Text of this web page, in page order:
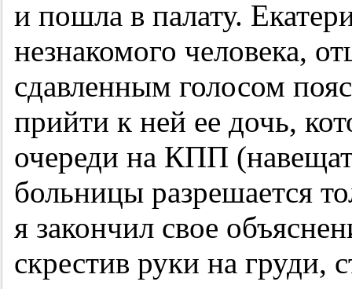
и пошла в палату.
незнакомого человека,
сдавленным голосом
прийти к ней ее дочь,
очереди на КПП
больницы разрешается
я закончил свое
скрестив руки на груди,